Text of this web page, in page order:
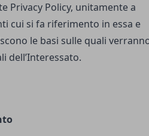
Privacy Policy, unitamente a
cui si fa riferimento in essa e
le basi sulle quali
dell’Interessato.